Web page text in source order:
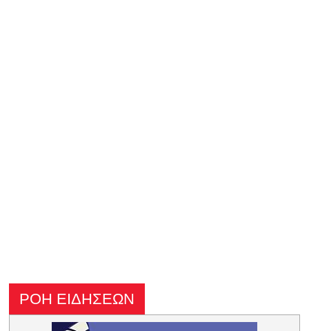
ΡΟΗ ΕΙΔΗΣΕΩΝ